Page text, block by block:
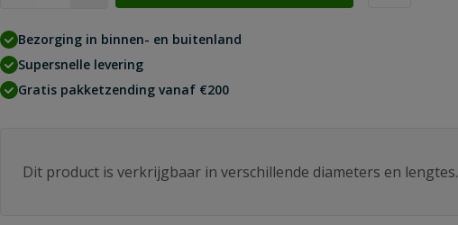
Bezorging in binnen- en buitenland
Supersnelle levering
Gratis pakketzending vanaf €200
Dit product is verkrijgbaar in verschillende diameters en lengtes.